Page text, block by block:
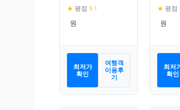
★ 평점 9.1
최저가
확인
여행객
이용후
기
★ 평점
최저
확인